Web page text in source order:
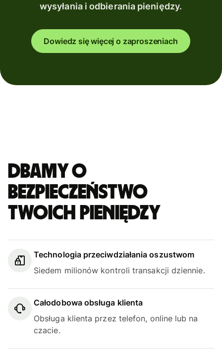
wysyłania i odbierania pieniędzy.
Dowiedz się więcej o zaproszeniach
Dbamy o
bezpieczeństwo
Twoich pieniędzy
Technologia przeciwdziałania oszustwom
Siedem milionów kontroli transakcji dziennie.
Całodobowa obsługa klienta
Obsługa klienta przez telefon, online lub na
czacie.